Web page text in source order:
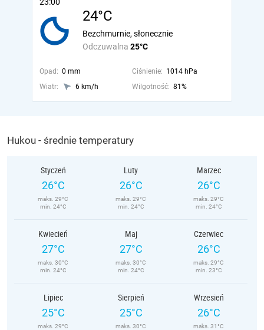
24°C
Odczuwalna 25°C
Bezchmurnie, słonecznie
Opad: 0 mm Ciśnienie: 1014 hPa
Wiatr:
6 km/h Wilgotność: 81%
Hukou - średnie temperatury
Styczeń
26°C
maks. 29°C
min. 24°C
Luty
26°C
maks. 29°C
min. 24°C
Marzec
26°C
maks. 29°C
min. 24°C
Kwiecień
27°C
maks. 30°C
min. 24°C
Maj
27°C
maks. 30°C
min. 24°C
Czerwiec
26°C
maks. 29°C
min. 23°C
Lipiec
25°C
maks. 29°C
Sierpień
25°C
maks. 30°C
Wrzesień
26°C
maks. 31°C